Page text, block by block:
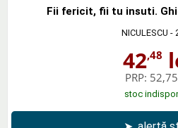
Fii fericit, fii tu insuti.
NICULESCU -
42,48
PRP:
stoc